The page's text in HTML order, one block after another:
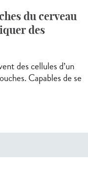
du cerveau
des
des cellules d’un
Capables de se